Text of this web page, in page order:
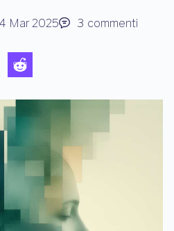
Mar 2025 3 commenti